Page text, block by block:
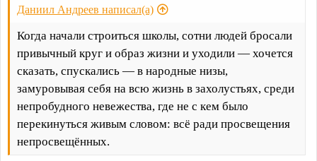
Даниил Андреев написал(а)
Когда начали строиться школы, сотни людей бросали
привычный круг и образ жизни и уходили — хочется
сказать, спускались — в народные низы,
замуровывая себя на всю жизнь в захолустьях, среди
непробудного невежества, где не с кем было
перекинуться живым словом: всё ради просвещения
непросвещённых.